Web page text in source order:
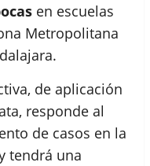
en escuelas
Metropolitana
de aplicación
responde al
de casos en la
tendrá una